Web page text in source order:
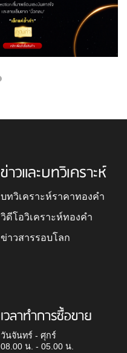
ข่าวและบทวิเคราะห์
บทวิเคราะห์ราคาทองคำ
วิดีโอวิเคราะห์ทองคำ
ข่าวสารรอบโลก
เวลาทำการซื้อขาย
วันจันทร์ - ศุกร์
08.00 น. - 05.00 น.